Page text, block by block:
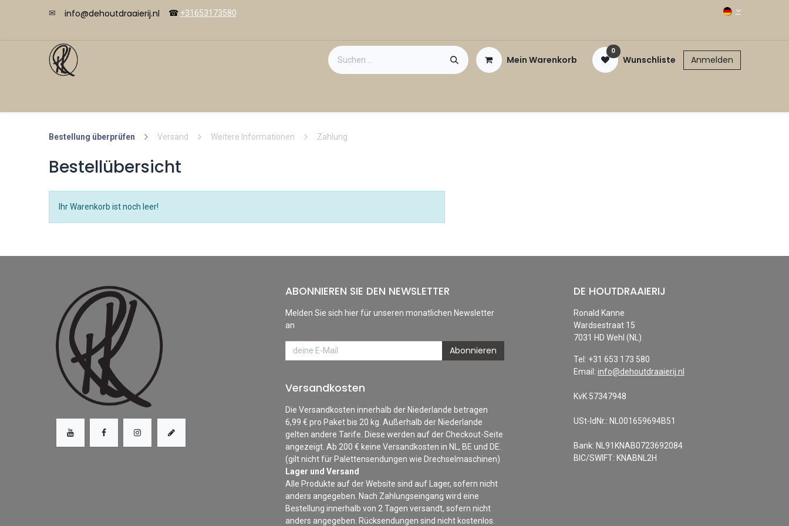
✉ info@dehoutdraaierij.nl ☎ +31653173580
Mein Warenkorb
0
Wunschliste Anmelden
Bestellung überprüfen Versand Weitere Informationen Zahlung
Bestellübersicht
Ihr Warenkorb ist noch leer!
DE HOUTDRAAIERIJ​
Ronald Kanne​
Wardsestraat 15​
7031 HD Wehl (NL)​
Tel: +31 653 173 580​
Email:​ info@dehoutdraaierij.nl
KvK 57347948​
USt-IdNr.: NL001659694B51
Bank: NL91KNAB0723692084
BIC/SWIFT: KNABNL2H
ABONNIEREN SIE DEN NEWSLETTER
Melden Sie sich hier für unseren monatlichen Newsletter
an
Abonnieren
Versandkosten
Die Versandkosten innerhalb der Niederlande betragen
6,99 € pro Paket bis 20 kg. Außerhalb der Niederlande
gelten andere Tarife. Diese werden auf der Checkout-Seite
angezeigt. Ab 200 € keine Versandkosten in NL, BE und DE.
(gilt nicht für Palettensendungen wie Drechselmaschinen)
Lager und Versand
Alle Produkte auf der Website sind auf Lager, sofern nicht
anders angegeben. Nach Zahlungseingang wird eine
Bestellung innerhalb von 2 Tagen versandt, sofern nicht
anders angegeben. Rücksendungen sind nicht kostenlos.